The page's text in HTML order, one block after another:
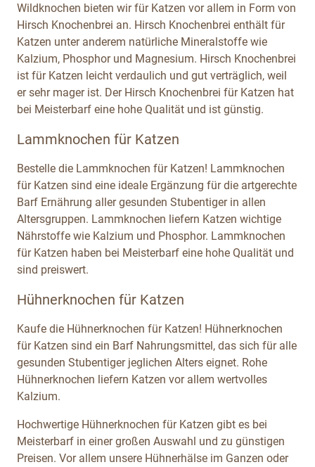
Wildknochen bieten wir für Katzen vor allem in Form von
Hirsch Knochenbrei an. Hirsch Knochenbrei enthält für
Katzen unter anderem natürliche Mineralstoffe wie
Kalzium, Phosphor und Magnesium. Hirsch Knochenbrei
ist für Katzen leicht verdaulich und gut verträglich, weil
er sehr mager ist. Der Hirsch Knochenbrei für Katzen hat
bei Meisterbarf eine hohe Qualität und ist günstig.
Lammknochen für Katzen
Bestelle die Lammknochen für Katzen! Lammknochen
für Katzen sind eine ideale Ergänzung für die artgerechte
Barf Ernährung aller gesunden Stubentiger in allen
Altersgruppen. Lammknochen liefern Katzen wichtige
Nährstoffe wie Kalzium und Phosphor. Lammknochen
für Katzen haben bei Meisterbarf eine hohe Qualität und
sind preiswert.
Hühnerknochen für Katzen
Kaufe die Hühnerknochen für Katzen! Hühnerknochen
für Katzen sind ein Barf Nahrungsmittel, das sich für alle
gesunden Stubentiger jeglichen Alters eignet. Rohe
Hühnerknochen liefern Katzen vor allem wertvolles
Kalzium.
Hochwertige Hühnerknochen für Katzen gibt es bei
Meisterbarf in einer großen Auswahl und zu günstigen
Preisen. Vor allem unsere Hühnerhälse im Ganzen oder